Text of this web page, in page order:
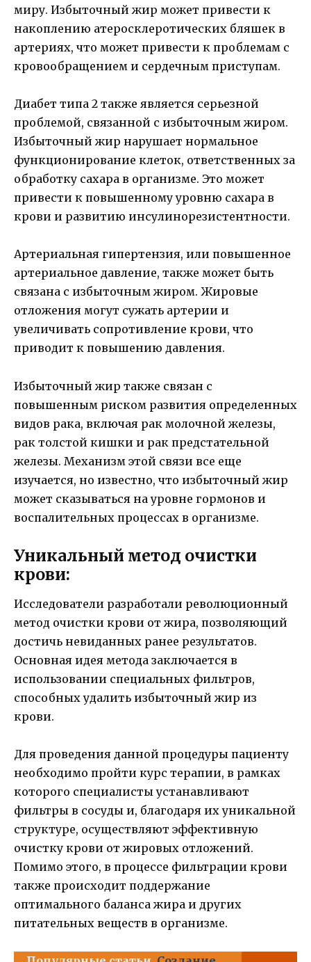
миру. Избыточный жир может привести к
накоплению атеросклеротических бляшек в
артериях, что может привести к проблемам с
кровообращением и сердечным приступам.
Диабет типа 2 также является серьезной
проблемой, связанной с избыточным жиром.
Избыточный жир нарушает нормальное
функционирование клеток, ответственных за
обработку сахара в организме. Это может
привести к повышенному уровню сахара в
крови и развитию инсулинорезистентности.
Артериальная гипертензия, или повышенное
артериальное давление, также может быть
связана с избыточным жиром. Жировые
отложения могут сужать артерии и
увеличивать сопротивление крови, что
приводит к повышению давления.
Избыточный жир также связан с
повышенным риском развития определенных
видов рака, включая рак молочной железы,
рак толстой кишки и рак предстательной
железы. Механизм этой связи все еще
изучается, но известно, что избыточный жир
может сказываться на уровне гормонов и
воспалительных процессах в организме.
Уникальный метод очистки
крови:
Исследователи разработали революционный
метод очистки крови от жира, позволяющий
достичь невиданных ранее результатов.
Основная идея метода заключается в
использовании специальных фильтров,
способных удалить избыточный жир из
крови.
Для проведения данной процедуры пациенту
необходимо пройти курс терапии, в рамках
которого специалисты устанавливают
фильтры в сосуды и, благодаря их уникальной
структуре, осуществляют эффективную
очистку крови от жировых отложений.
Помимо этого, в процессе фильтрации крови
также происходит поддержание
оптимального баланса жира и других
питательных веществ в организме.